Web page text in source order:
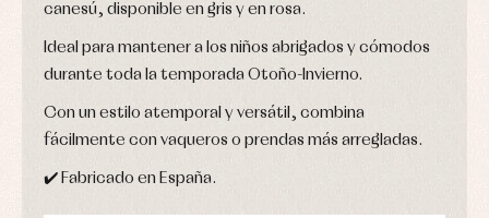
canesú, disponible en gris y en rosa.
Ideal para mantener a los niños abrigados y cómodos
durante toda la temporada Otoño-Invierno.
Con un estilo atemporal y versátil, combina
fácilmente con vaqueros o prendas más arregladas.
✔️ Fabricado en España.
pijamas...
jersey
de
Ropa
baño
Ropa